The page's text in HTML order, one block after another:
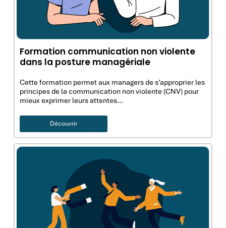
Formation communication non violente
dans la posture managériale
Cette formation permet aux managers de s’approprier les
principes de la communication non violente (CNV) pour
mieux exprimer leurs attentes…
Découvrir